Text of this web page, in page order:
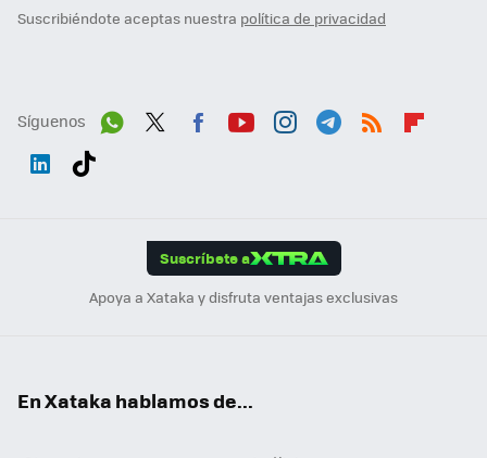
Suscribiéndote aceptas nuestra política de privacidad
Síguenos
Suscríbete a
Apoya a Xataka y disfruta ventajas exclusivas
En Xataka hablamos de...